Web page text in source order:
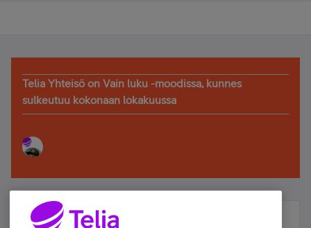
Telia Yhteisö on Vain luku -moodissa, kunnes
sulkeutuu kokonaan lokakuussa